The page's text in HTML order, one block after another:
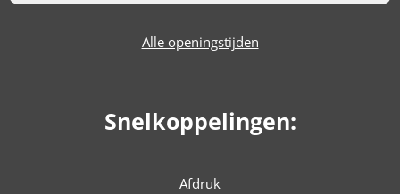
Alle openingstijden
Snelkoppelingen:
Afdruk